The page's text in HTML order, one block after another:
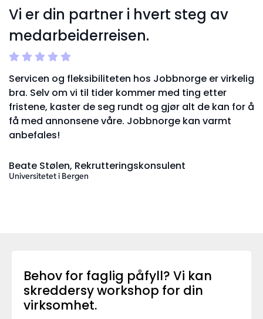
Vi er din partner i hvert steg av
medarbeiderreisen.
Servicen og fleksibiliteten hos Jobbnorge er virkelig
bra. Selv om vi til tider kommer med ting etter
fristene, kaster de seg rundt og gjør alt de kan for å
få med annonsene våre. Jobbnorge kan varmt
anbefales!
Beate Stølen, Rekrutteringskonsulent
Universitetet i Bergen
Behov for faglig påfyll? Vi kan
skreddersy workshop for din
virksomhet.